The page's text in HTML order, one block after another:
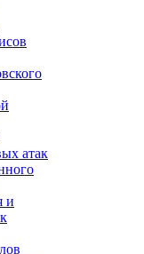
атак
и